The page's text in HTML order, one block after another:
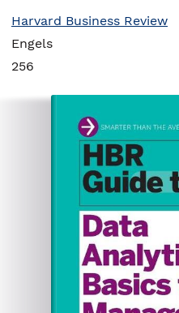
Harvard Business Review
Engels
256